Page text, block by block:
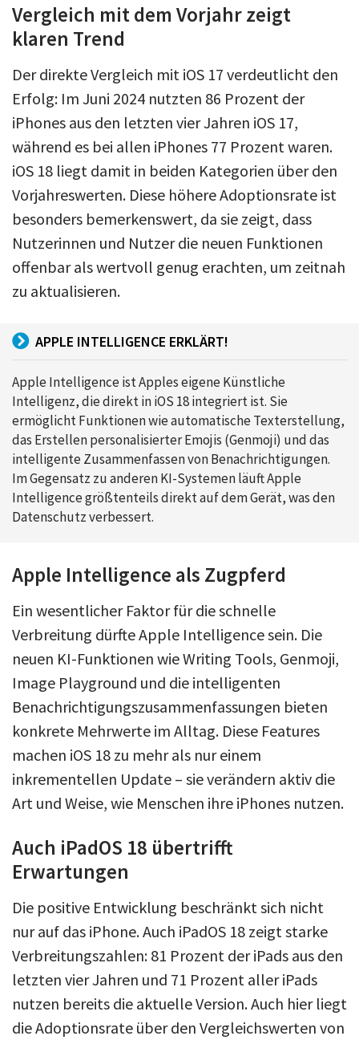
Vergleich mit dem Vorjahr zeigt
klaren Trend
Der direkte Vergleich mit iOS 17 verdeutlicht den
Erfolg: Im Juni 2024 nutzten 86 Prozent der
iPhones aus den letzten vier Jahren iOS 17,
während es bei allen iPhones 77 Prozent waren.
iOS 18 liegt damit in beiden Kategorien über den
Vorjahreswerten. Diese höhere Adoptionsrate ist
besonders bemerkenswert, da sie zeigt, dass
Nutzerinnen und Nutzer die neuen Funktionen
offenbar als wertvoll genug erachten, um zeitnah
zu aktualisieren.
APPLE INTELLIGENCE ERKLÄRT!
Apple Intelligence ist Apples eigene Künstliche
Intelligenz, die direkt in iOS 18 integriert ist. Sie
ermöglicht Funktionen wie automatische Texterstellung,
das Erstellen personalisierter Emojis (Genmoji) und das
intelligente Zusammenfassen von Benachrichtigungen.
Im Gegensatz zu anderen KI-Systemen läuft Apple
Intelligence größtenteils direkt auf dem Gerät, was den
Datenschutz verbessert.
Apple Intelligence als Zugpferd
Ein wesentlicher Faktor für die schnelle
Verbreitung dürfte Apple Intelligence sein. Die
neuen KI-Funktionen wie Writing Tools, Genmoji,
Image Playground und die intelligenten
Benachrichtigungszusammenfassungen bieten
konkrete Mehrwerte im Alltag. Diese Features
machen iOS 18 zu mehr als nur einem
inkrementellen Update – sie verändern aktiv die
Art und Weise, wie Menschen ihre iPhones nutzen.
Auch iPadOS 18 übertrifft
Erwartungen
Die positive Entwicklung beschränkt sich nicht
nur auf das iPhone. Auch iPadOS 18 zeigt starke
Verbreitungszahlen: 81 Prozent der iPads aus den
letzten vier Jahren und 71 Prozent aller iPads
nutzen bereits die aktuelle Version. Auch hier liegt
die Adoptionsrate über den Vergleichswerten von